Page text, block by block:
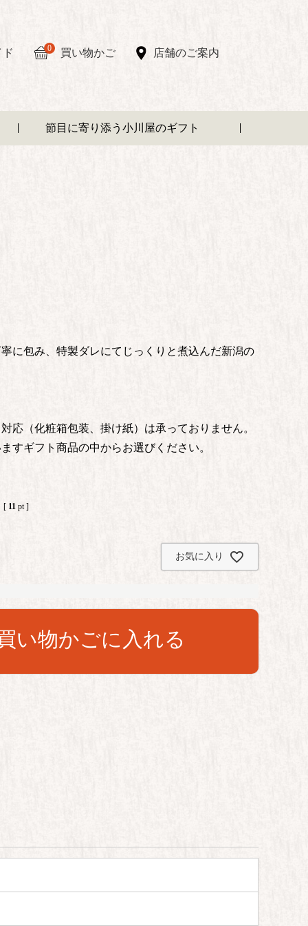
0 買い物かご 店舗のご案内
節目に寄り添う小川屋のギフト
に包み、特製ダレにてじっくりと煮込んだ新潟の
応（化粧箱包装、掛け紙）は承っておりません。
すギフト商品の中からお選びください。
[ 11 pt ]
お気に入り
い物かごに入れる